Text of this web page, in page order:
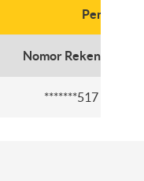
Pemenang
Nomor Rekening
*******517